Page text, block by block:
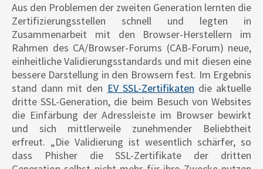
Aus den Problemen der zweiten Generation lernten die
Zertifizierungsstellen schnell und legten in
Zusammenarbeit mit den Browser-Herstellern im
Rahmen des CA/Browser-Forums (CAB-Forum) neue,
einheitliche Validierungsstandards und mit diesen eine
bessere Darstellung in den Browsern fest. Im Ergebnis
stand dann mit den EV SSL-Zertifikaten die aktuelle
dritte SSL-Generation, die beim Besuch von Websites
die Einfärbung der Adressleiste im Browser bewirkt
und sich mittlerweile zunehmender Beliebtheit
erfreut. „Die Validierung ist wesentlich schärfer, so
dass Phisher die SSL-Zertifikate der dritten